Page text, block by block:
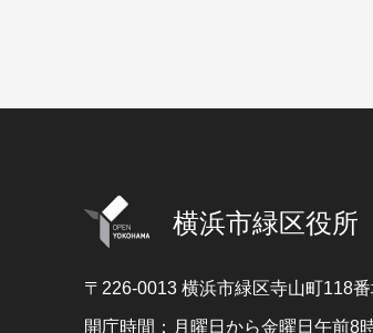
横浜市緑区役所
〒226-0013 横浜市緑区寺山町118
開庁時間：月曜日から金曜日午前8